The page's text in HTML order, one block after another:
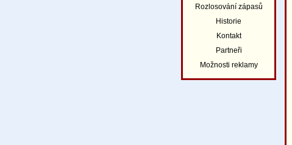
Rozlosování zápasů
Historie
Kontakt
Partneři
Možnosti reklamy